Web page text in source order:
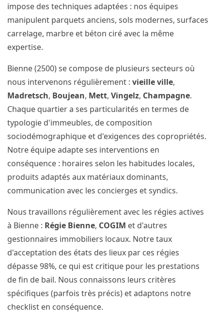
impose des techniques adaptées : nos équipes
manipulent parquets anciens, sols modernes, surfaces
carrelage, marbre et béton ciré avec la même
expertise.
Bienne (2500) se compose de plusieurs secteurs où
nous intervenons régulièrement : vieille ville,
Madretsch, Boujean, Mett, Vingelz, Champagne.
Chaque quartier a ses particularités en termes de
typologie d'immeubles, de composition
sociodémographique et d'exigences des copropriétés.
Notre équipe adapte ses interventions en
conséquence : horaires selon les habitudes locales,
produits adaptés aux matériaux dominants,
communication avec les concierges et syndics.
Nous travaillons régulièrement avec les régies actives
à Bienne : Régie Bienne, COGIM et d'autres
gestionnaires immobiliers locaux. Notre taux
d'acceptation des états des lieux par ces régies
dépasse 98%, ce qui est critique pour les prestations
de fin de bail. Nous connaissons leurs critères
spécifiques (parfois très précis) et adaptons notre
checklist en conséquence.